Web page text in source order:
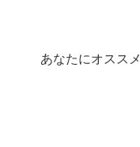
あなたにオススメ